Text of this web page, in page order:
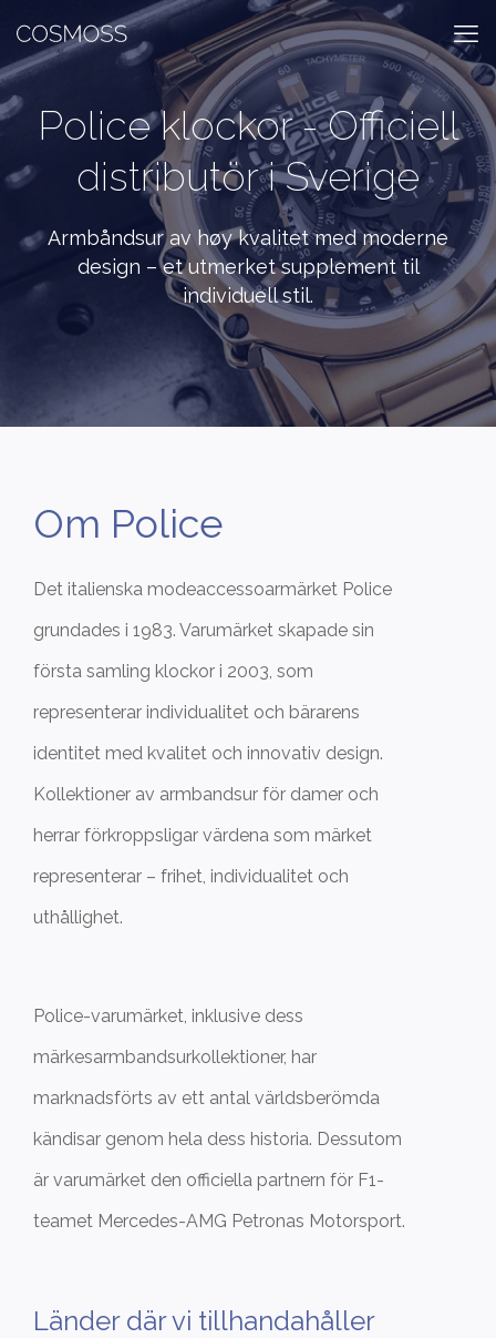
Police klockor - Officiell
distributör i Sverige
Armbåndsur av høy kvalitet med moderne
design – et utmerket supplement til
individuell stil.
Om Police
Det italienska modeaccessoarmärket Police
grundades i 1983. Varumärket skapade sin
första samling klockor i 2003, som
representerar individualitet och bärarens
identitet med kvalitet och innovativ design.
Kollektioner av armbandsur för damer och
herrar förkroppsligar värdena som märket
representerar – frihet, individualitet och
uthållighet.
Police-varumärket, inklusive dess
märkesarmbandsurkollektioner, har
marknadsförts av ett antal världsberömda
kändisar genom hela dess historia. Dessutom
är varumärket den officiella partnern för F1-
teamet Mercedes-AMG Petronas Motorsport.
Länder där vi tillhandahåller